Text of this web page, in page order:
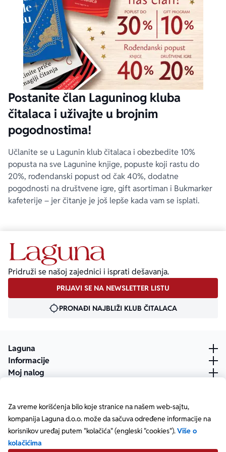
Za vreme korišćenja bilo koje stranice na našem web-sajtu,
kompanija Laguna d.o.o. može da sačuva određene informacije na
korisnikov uređaj putem "kolačića" (engleski "cookies").Više o
kolačićima
Postanite član Laguninog kluba
čitalaca i uživajte u brojnim
pogodnostima!
Učlanite se u Lagunin klub čitalaca i obezbedite 10%
popusta na sve Lagunine knjige, popuste koji rastu do
20%, rođendanski popust od čak 40%, dodatne
pogodnosti na društvene igre, gift asortiman i Bukmarker
kafeterije – jer čitanje je još lepše kada vam se isplati.
Pridruži se našoj zajednici i isprati dešavanja.
PRIJAVI SE NA NEWSLETTER LISTU
PRONAĐI NAJBLIŽI KLUB ČITALACA
Laguna
Informacije
Moj nalog